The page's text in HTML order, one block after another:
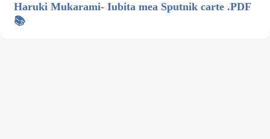
Haruki Mukarami- Iubita mea Sputnik carte .PDF
📚